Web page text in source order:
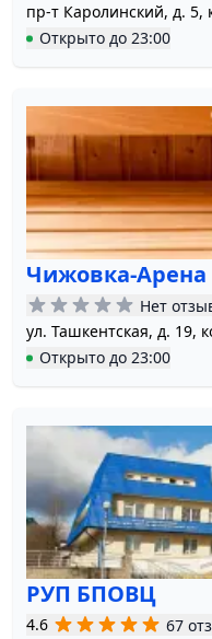
пр-т Каролинский, д. 5,
Открыто до 23:00
Чижовка-Арена
Нет
ул. Ташкентская, д. 19,
Открыто до 23:00
РУП БПОВЦ
4.6
67